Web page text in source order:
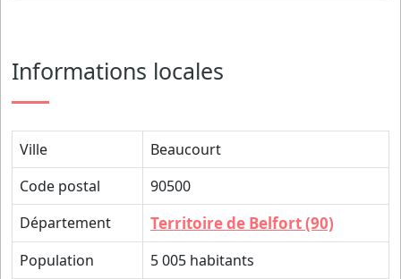
Informations locales
Ville
Beaucourt
Code postal
90500
Département
Territoire de Belfort (90)
Population
5 005 habitants